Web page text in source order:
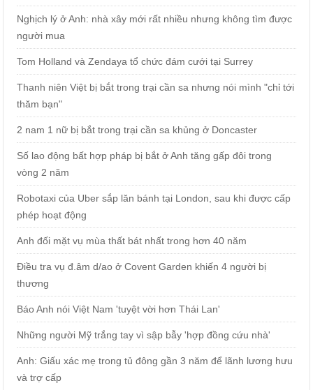
Nghịch lý ở Anh: nhà xây mới rất nhiều nhưng không tìm được
người mua
Tom Holland và Zendaya tổ chức đám cưới tại Surrey
Thanh niên Việt bị bắt trong trại cần sa nhưng nói mình "chỉ tới
thăm bạn"
2 nam 1 nữ bị bắt trong trại cần sa khủng ở Doncaster
Số lao động bất hợp pháp bị bắt ở Anh tăng gấp đôi trong
vòng 2 năm
Robotaxi của Uber sắp lăn bánh tại London, sau khi được cấp
phép hoạt động
Anh đối mặt vụ mùa thất bát nhất trong hơn 40 năm
Điều tra vụ đ.âm d/ao ở Covent Garden khiến 4 người bị
thương
Báo Anh nói Việt Nam 'tuyệt vời hơn Thái Lan'
Những người Mỹ trắng tay vì sập bẫy 'hợp đồng cứu nhà'
Anh: Giấu xác mẹ trong tủ đông gần 3 năm để lãnh lương hưu
và trợ cấp